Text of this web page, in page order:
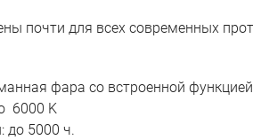
почти для всех современных
фара со встроенной
6000 K
до 5000 ч.